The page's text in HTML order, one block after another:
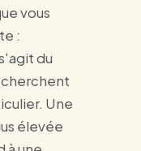
vous
:
du
Une
élevée